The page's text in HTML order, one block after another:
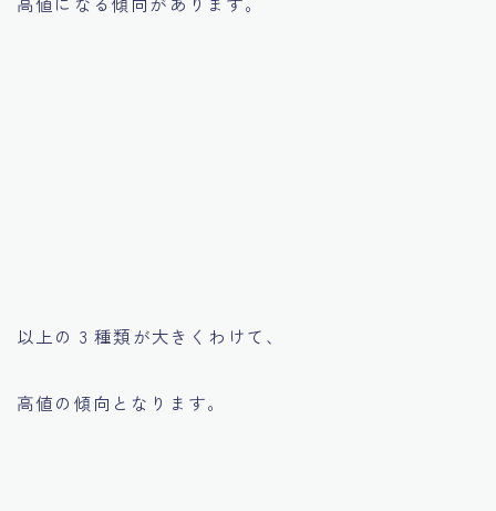
以上の 3 種類が大きくわけて、
高値の傾向となります。